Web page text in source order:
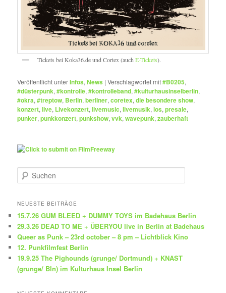
Tickets bei Koka36.de und Cortex (auchE-Tickets).
Veröffentlicht unterInfos,News |Verschlagwortet mit#B0205,
#düsterpunk,#kontrolle,#kontrolleband,#kulturhausinselberlin,
#okra,#treptow, Berlin,berliner,coretex,die besondere show,
konzert,live, Livekonzert,livemusic,livemusik,los,presale,
punker,punkkonzert,punkshow,vvk,wavepunk,zauberhaft
u
h
n
NEUESTE BEITRÄGE
15.7.26 GUM BLEED + DUMMY TOYS im Badehaus Berlin
29.3.26 DEAD TO ME + ÜBERYOU live in Berlin at Badehaus
Queer as Punk – 23rd october – 8 pm – Lichtblick Kino
12. Punkfilmfest Berlin
19.9.25 The Pighounds (grunge/ Dortmund) + KNAST
(grunge/ Bln) im Kulturhaus Insel Berlin